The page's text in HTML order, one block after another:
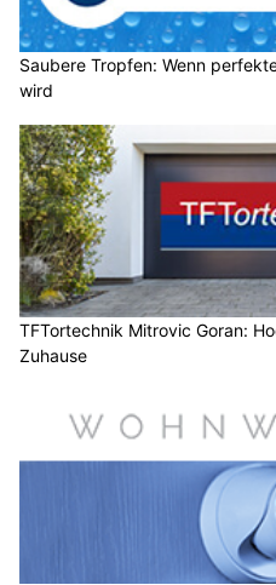
Saubere Tropfen: Wenn
wird
TFTortechnik Mitrovic Goran:
Zuhause